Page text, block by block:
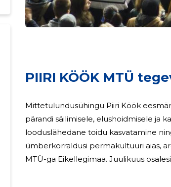
PIIRI KÖÖK MTÜ
Mittetulundusühingu Piiri Köök
pärandi säilimisele, elushoidmisele ja
looduslähedane toidu kasvatamine ning
ümberkorraldusi permakultuuri aias,
MTÜ-ga Eikellegimaa. Juulikuus osalesime taas Avatud Talude päeval. Jätkasime ka koostööd OÜ-ga